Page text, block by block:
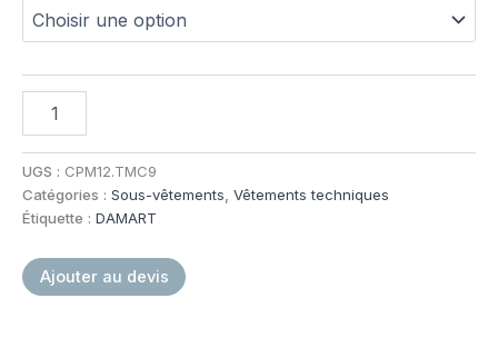
shirt
manches
courtes
COMFORT
3
DAMART®
UGS : CPM12.TMC9
Catégories : Sous-vêtements, Vêtements techniques
Étiquette : DAMART
Ajouter au devis